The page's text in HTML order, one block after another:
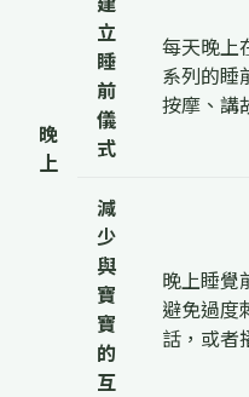
晚
上
立
睡
前
儀
式
每天晚上
系列的睡
按摩、講
減
少
與
寶
寶
的
互
晚上睡覺
避免過度
話，或者